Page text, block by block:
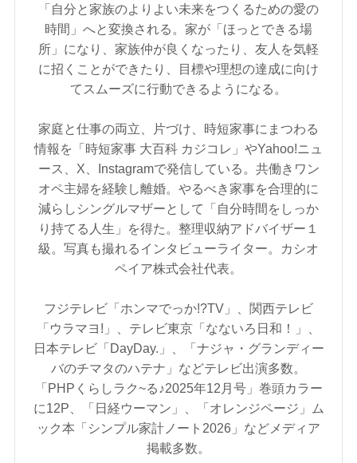
「自分と家族のよりよい未来をつくるための愛の
時間」へと変換される。家が「ほっとできる場
所」になり、家族仲が良くなったり、友人を気軽
に招くことができたり、目標や理想の達成に向け
てスムーズに行動できるようになる。
家庭と仕事の両立、片づけ、時短家事にまつわる
情報を「時短家事 大百科 カジコレ」やYahoo!ニュ
ース、X、Instagramで発信している。共働きワン
オペ主婦を経験し離婚。やるべき家事を合理的に
減らしシングルマザーとして「自分時間をしっか
り持てる人生」を得た。整理収納アドバイザー１
級。写真も撮れるインタビューライター。カシオ
ペイア株式会社代表。
フジテレビ「ホンマでっか!?TV」、関西テレビ
「ウラマヨ!」、テレビ東京「なないろ日和！」、
日本テレビ「DayDay.」、「ナジャ・グランディー
バのチマタのハテナ」などテレビ出演多数。
「PHPくらしラク~る♪2025年12月号」巻頭カラー
に12P、「日経ウーマン」、「オレンジページ」ム
ック本「シンプル家計ノート2026」などメディア
掲載多数。